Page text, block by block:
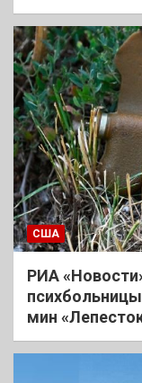
США
РИА
мин